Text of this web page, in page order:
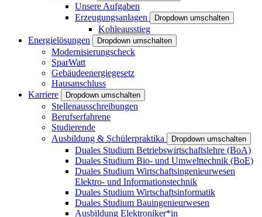
Unsere Aufgaben
Erzeugungsanlagen
Dropdown umschalten
Kohleausstieg
Energielösungen
Dropdown umschalten
Modernisierungscheck
SparWatt
Gebäudeenergiegesetz
Hausanschluss
Karriere
Dropdown umschalten
Stellenausschreibungen
Berufserfahrene
Studierende
Ausbildung & Schülerpraktika
Dropdown umschalten
Duales Studium Betriebswirtschaftslehre (BoA)
Duales Studium Bio- und Umwelttechnik (BoE)
Duales Studium Wirtschaftsingenieurwesen
Elektro- und Informationstechnik
Duales Studium Wirtschaftsinformatik
Duales Studium Bauingenieurwesen
Ausbildung Elektroniker*in